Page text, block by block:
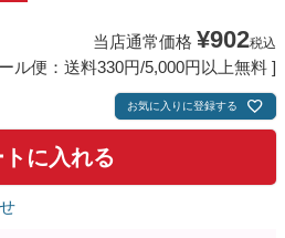
当店通常価格 ¥902税込
ル便：送料330円/5,000円以上無料
お気に入りに登録する
トに入れる